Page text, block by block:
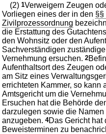
(2)1Verweigern Zeugen
Vorliegen eines der in den §§
Zivilprozessordnung
die Erstattung des
den Wohnsitz oder den
Sachverständigen
Vernehmung ersuchen.2
Aufenthaltsort des Zeugen
am Sitz eines
errichteten Kammer, so kann
Amtsgericht um die
Ersuchen hat die Behörde
darzulegen sowie die
anzugeben.4Das Gericht hat
Beweisterminen zu